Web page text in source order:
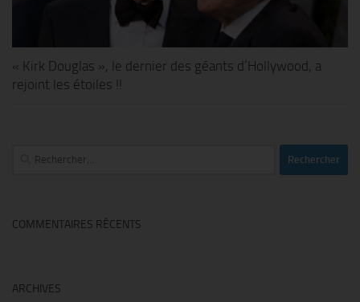
« Kirk Douglas », le dernier des géants d’Hollywood, a
rejoint les étoiles !!
Rechercher :
COMMENTAIRES RÉCENTS
ARCHIVES